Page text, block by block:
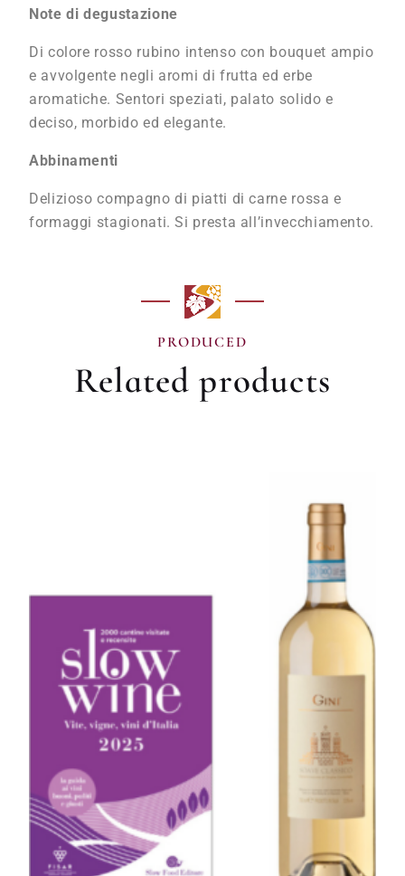
Note di degustazione
Di colore rosso rubino intenso con bouquet ampio
e avvolgente negli aromi di frutta ed erbe
aromatiche. Sentori speziati, palato solido e
deciso, morbido ed elegante.
Abbinamenti
Delizioso compagno di piatti di carne rossa e
formaggi stagionati. Si presta all’invecchiamento.
PRODUCED
Related products